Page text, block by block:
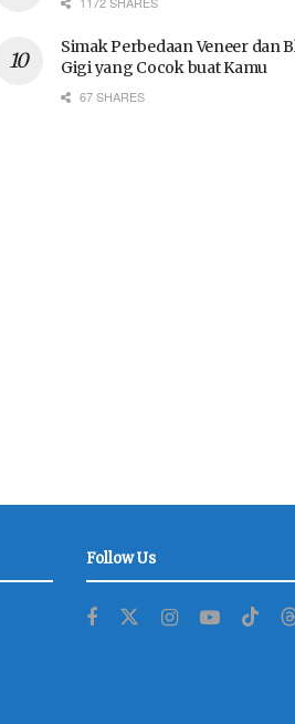
Simak Perbedaan Veneer dan
Gigi yang Cocok buat Kamu
67 SHARES
Follow Us